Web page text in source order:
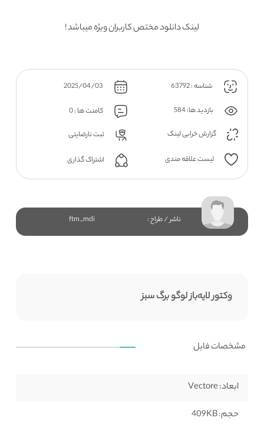
لینک دانلود مختص کاربران ویژه میباشد !
شناسه : 63792
بازدید ها: 584
کامنت ها : 0
گزارش خرابی لینک
ثبت نارضایتی
لیست علاقه مندی اشتراک گذاری
ناشر / طراح : ftm_mdi
وکتور لایه‌باز لوگو برگ سبز
مشخصات فایل
ابعاد:
حجم: